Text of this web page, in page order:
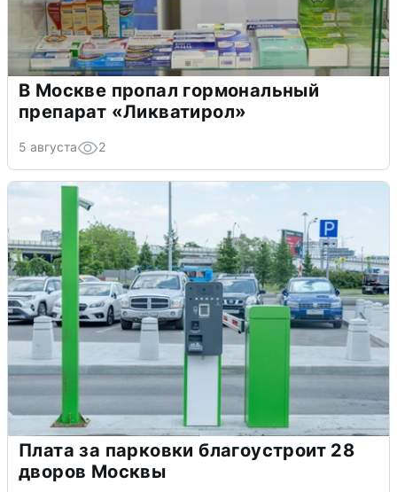
В Москве пропал гормональный
препарат «Ликватирол»
5 августа 2
Плата за парковки благоустроит 28
дворов Москвы